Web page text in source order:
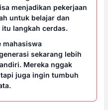
menjadikan pekerjaan
untuk belajar dan
langkah cerdas.
mahasiswa
sekarang lebih
Mereka nggak
juga ingin tumbuh